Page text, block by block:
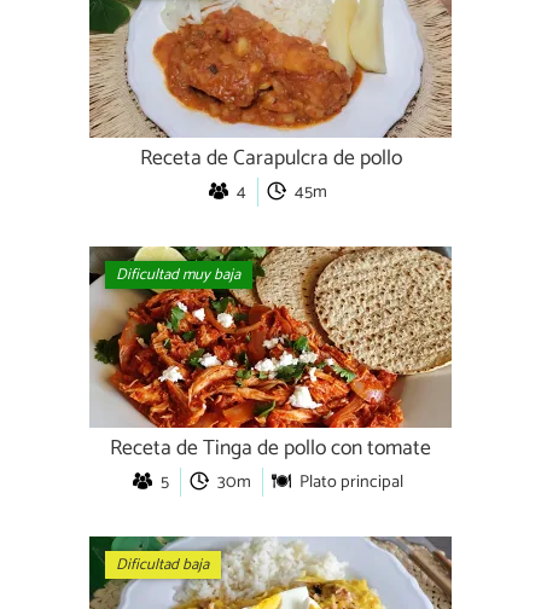
Receta de Carapulcra de pollo
4 45m
Dificultad muy baja
Receta de Tinga de pollo con tomate
5 30m Plato principal
Dificultad baja